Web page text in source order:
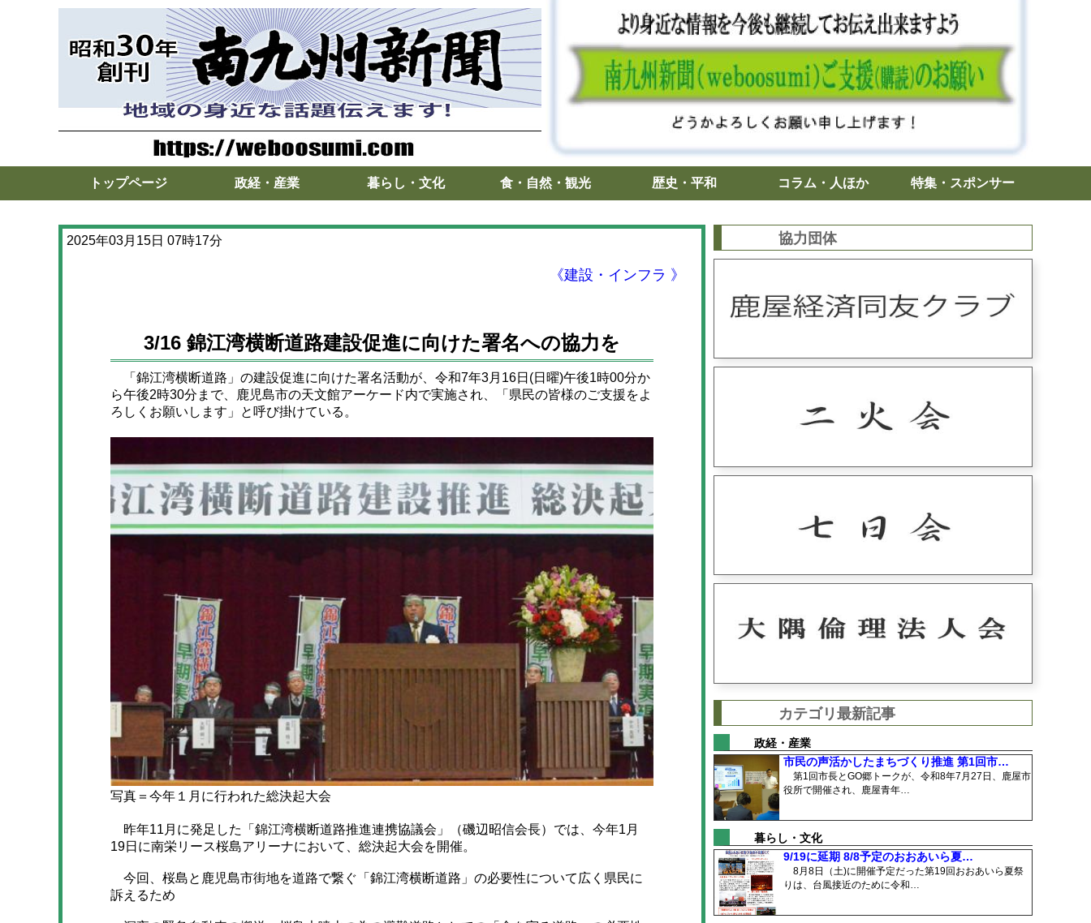
トップページ 政経・産業 暮らし・文化 食・自然・観光 歴史・平和 コラム・人ほか 特集・スポンサー
2025年03月15日 07時17分
《建設・インフラ 》
3/16 錦江湾横断道路建設促進に向けた署名への協力を
「錦江湾横断道路」の建設促進に向けた署名活動が、令和7年3月16日(日曜)午後1時00分か
ら午後2時30分まで、鹿児島市の天文館アーケード内で実施され、「県民の皆様のご支援をよ
ろしくお願いします」と呼び掛けている。
写真＝今年１月に行われた総決起大会
昨年11月に発足した「錦江湾横断道路推進連携協議会」（磯辺昭信会長）では、今年1月
19日に南栄リース桜島アリーナにおいて、総決起大会を開催。
今回、桜島と鹿児島市街地を道路で繋ぐ「錦江湾横断道路」の必要性について広く県民に
訴えるため
協力団体
カテゴリ最新記事
政経・産業
市民の声活かしたまちづくり推進 第1回市…
第1回市長とGO郷トークが、令和8年7月27日、鹿屋市
役所で開催され、鹿屋青年…
暮らし・文化
9/19に延期 8/8予定のおおあいら夏…
8月8日（土)に開催予定だった第19回おおあいら夏祭
りは、台風接近のために令和…